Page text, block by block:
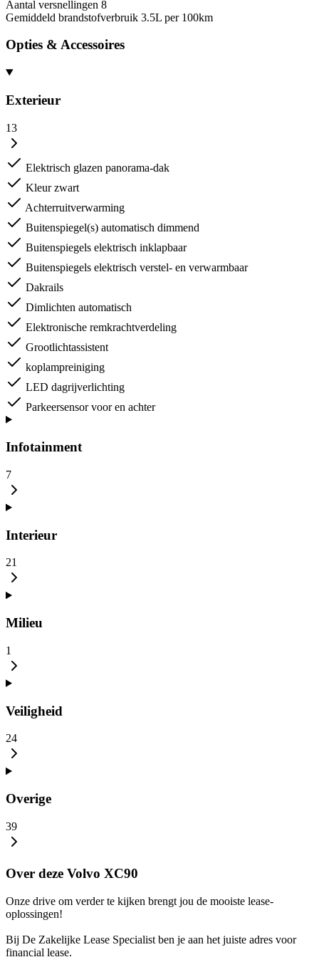
Aantal versnellingen 8
Gemiddeld brandstofverbruik 3.5L per 100km
Opties & Accessoires
Exterieur
13
Elektrisch glazen panorama-dak
Kleur zwart
Achterruitverwarming
Buitenspiegel(s) automatisch dimmend
Buitenspiegels elektrisch inklapbaar
Buitenspiegels elektrisch verstel- en verwarmbaar
Dakrails
Dimlichten automatisch
Elektronische remkrachtverdeling
Grootlichtassistent
koplampreiniging
LED dagrijverlichting
Parkeersensor voor en achter
Infotainment
7
Interieur
21
Milieu
1
Veiligheid
24
Overige
39
Over deze Volvo XC90
Onze drive om verder te kijken brengt jou de mooiste lease-
oplossingen!
Bij De Zakelijke Lease Specialist ben je aan het juiste adres voor
financial lease.